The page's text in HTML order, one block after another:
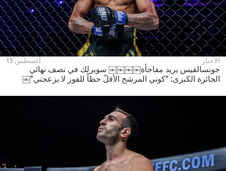
الأخبار أغسطس 15
جونسالفيس يريد مفاجأة￼￼￼￼ سوبرلك في نصف نهائي
الجائزة الكبرى: “كوني المرشح الأقلّ حظاً للفوز لا يزعجني”￼